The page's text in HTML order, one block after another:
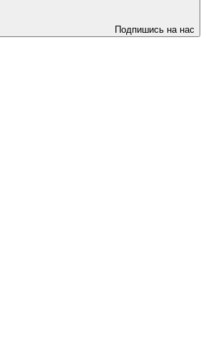
Подпишись на нас